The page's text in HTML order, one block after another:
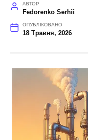
АВТОР
Fedorenko Serhii
ОПУБЛІКОВАНО
18 Травня, 2026